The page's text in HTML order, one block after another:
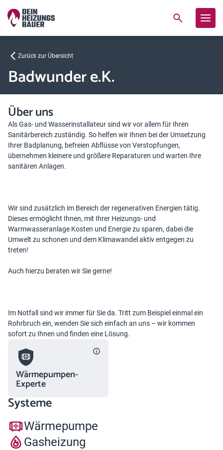
Zurück zur Übersicht
Badwunder e.K.
Über uns
Als Gas- und Wasserinstallateur sind wir vor allem für Ihren
Sanitärbereich zuständig. So helfen wir Ihnen bei der Umsetzung
Ihrer Badplanung, befreien Abflüsse von Verstopfungen,
übernehmen kleinere und größere Reparaturen und warten Ihre
sanitären Anlagen.
Wir sind zusätzlich im Bereich der regenerativen Energien tätig.
Dieses ermöglicht Ihnen, mit Ihrer Heizungs- und
Warmwasseranlage Kosten und Energie zu sparen, dabei die
Umwelt zu schonen und dem Klimawandel aktiv entgegen zu
treten!
Auch hierzu beraten wir Sie gerne!
Im Notfall sind wir immer für Sie da. Tritt zum Beispiel einmal ein
Rohrbruch ein, wenden Sie sich einfach an uns – wir kommen
sofort zu Ihnen und finden eine Lösung.
Wärmepumpen-
Experte
Systeme
Wärmepumpe
Gasheizung